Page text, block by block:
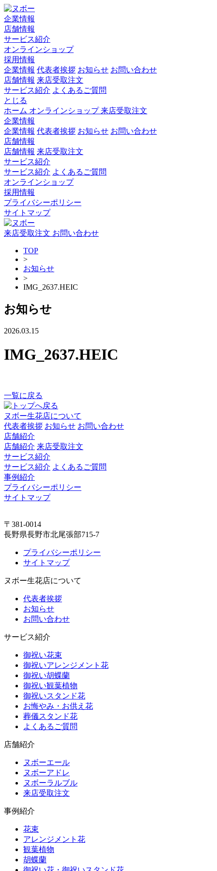
企業情報
店舗情報
サービス紹介
オンラインショップ
採用情報
企業情報 代表者挨拶 お知らせ お問い合わせ
店舗情報 来店受取注文
サービス紹介 よくあるご質問
とじる
ホーム オンラインショップ来店受取注文
企業情報
企業情報 代表者挨拶 お知らせ お問い合わせ
店舗情報
店舗情報 来店受取注文
サービス紹介
サービス紹介 よくあるご質問
オンラインショップ
採用情報
プライバシーポリシー
サイトマップ
来店受取注文 お問い合わせ
TOP
>
お知らせ
>
IMG_2637.HEIC
お知らせ
2026.03.15
IMG_2637.HEIC
一覧に戻る
ヌボー生花店について
代表者挨拶 お知らせ お問い合わせ
店舗紹介
店舗紹介 来店受取注文
サービス紹介
サービス紹介 よくあるご質問
事例紹介
プライバシーポリシー
サイトマップ
〒381-0014
長野県長野市北尾張部715-7
プライバシーポリシー
サイトマップ
ヌボー生花店について
代表者挨拶
お知らせ
お問い合わせ
サービス紹介
御祝い花束
御祝いアレンジメント花
御祝い胡蝶蘭
御祝い観葉植物
御祝いスタンド花
お悔やみ・お供え花
葬儀スタンド花
よくあるご質問
店舗紹介
ヌボーエール
ヌボーアドレ
ヌボーラルブル
来店受取注文
事例紹介
花束
アレンジメント花
観葉植物
胡蝶蘭